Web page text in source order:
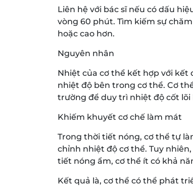
Liên hệ với bác sĩ nếu có dấu
vòng 60 phút. Tìm kiếm sự
hoặc cao hơn.
Nguyên nhân
Nhiệt của cơ thể kết hợp với
nhiệt độ bên trong cơ thể. Cơ
trường để duy trì nhiệt độ cốt
Khiếm khuyết cơ chế làm mát
Trong thời tiết nóng, cơ thể tự
chỉnh nhiệt độ cơ thể. Tuy
tiết nóng ẩm, cơ thể ít có khả
Kết quả là, cơ thể có thể phát